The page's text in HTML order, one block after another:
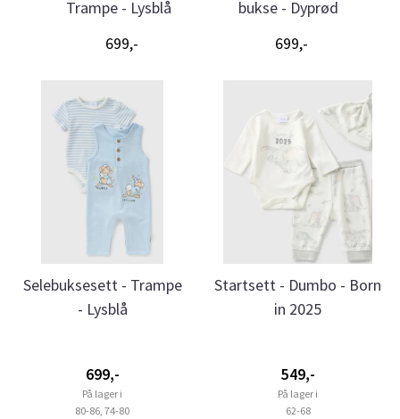
Trampe - Lysblå
699,-
bukse - Dyprød
699,-
Selebuksesett - Trampe
- Lysblå
699,-
På lager i
80-86, 74-80
Startsett - Dumbo - Born
in 2025
549,-
På lager i
62-68